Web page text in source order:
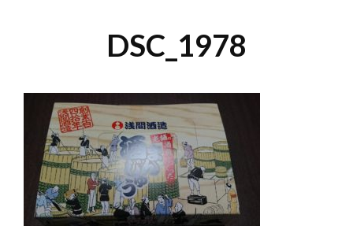
DSC_1978